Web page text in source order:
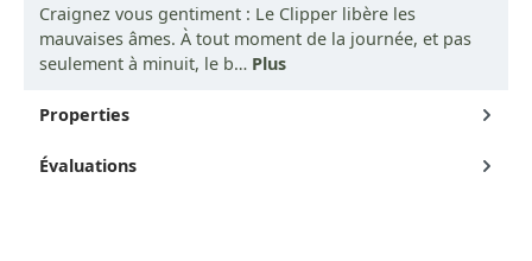
Craignez vous gentiment : Le Clipper libère les
mauvaises âmes. À tout moment de la journée, et pas
seulement à minuit, le b… Plus
Properties
Évaluations